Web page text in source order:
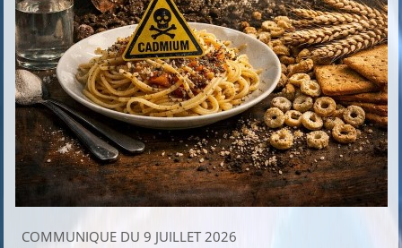
COMMUNIQUE DU 9 JUILLET 2026